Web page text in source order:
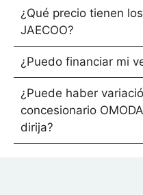
¿Qué precio tienen
JAECOO?
¿Puedo financiar mi
¿Puede haber
concesionario
dirija?